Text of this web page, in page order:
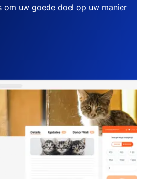
om uw goede doel op uw manier
komen